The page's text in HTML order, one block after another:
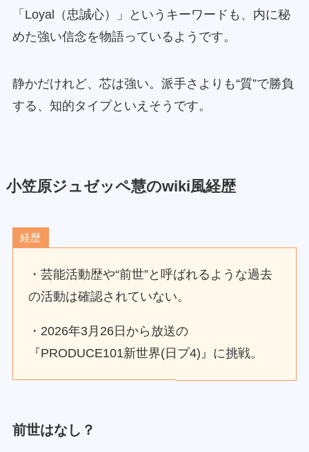
「Loyal（忠誠心）」というキーワードも、内に秘
めた強い信念を物語っているようです。
静かだけれど、芯は強い。派手さよりも“質”で勝負
する、知的タイプといえそうです。
小笠原ジュゼッペ慧のwiki風経歴
経歴
・芸能活動歴や“前世”と呼ばれるような過去
の活動は確認されていない。
・2026年3月26日から放送の
『PRODUCE101新世界(日プ4)』に挑戦。
前世はなし？